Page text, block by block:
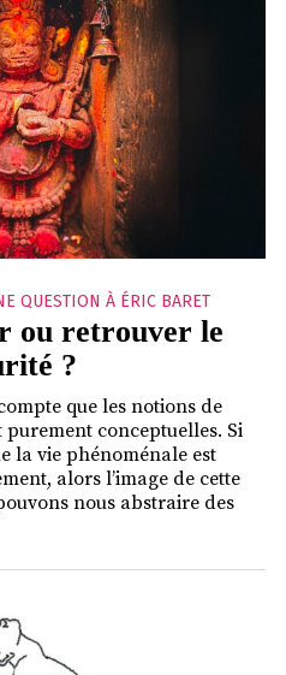
QUESTION À ÉRIC BARET
ou retrouver le
?
que les notions de
purement conceptuelles. Si
la vie phénoménale est
alors l’image de cette
nous abstraire des